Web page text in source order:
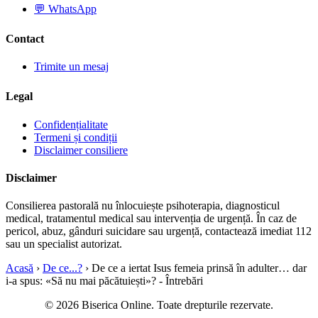
zdrobește, ci mă ridică. Iartă-mi păcatele, curățește-mi inima și
👉 Susține realizarea predicilor și a materialelor creștine:
📌 Abonează-te pentru predici creștine și mesaje biblice
profunde:
#intrebarisirasunsuribiblice #femeiaprinsainadulter #isus
#credinta #rugaciune #mesajbiblic #predicicrestine
#bibliaaudio #adventist
💬 WhatsApp
Contact
Trimite un mesaj
Legal
Confidențialitate
Termeni și condiții
Disclaimer consiliere
Disclaimer
Consilierea pastorală nu înlocuiește psihoterapia, diagnosticul
medical, tratamentul medical sau intervenția de urgență. În caz de
pericol, abuz, gânduri suicidare sau urgență, contactează imediat 112
sau un specialist autorizat.
Acasă › De ce...? › De ce a iertat Isus femeia prinsă în adulter… dar
i-a spus: «Să nu mai păcătuiești»? - Întrebări
© 2026 Biserica Online. Toate drepturile rezervate.